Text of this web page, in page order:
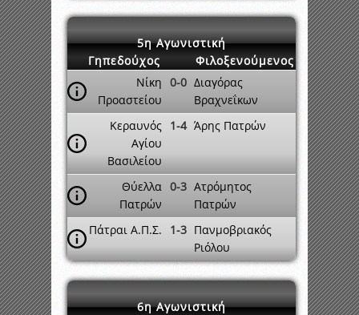
5η Αγωνιστική
Γηπεδούχος
Φιλοξενούμενος
Νίκη
Προαστείου
0-0 Διαγόρας
Βραχνεΐκων
Κεραυνός
Αγίου
Βασιλείου
1-4 Άρης Πατρών
Θύελλα
Πατρών
0-3 Ατρόμητος
Πατρών
Πάτραι Α.Π.Σ.
1-3 Πανμοβριακός
Ριόλου
6η Αγωνιστική